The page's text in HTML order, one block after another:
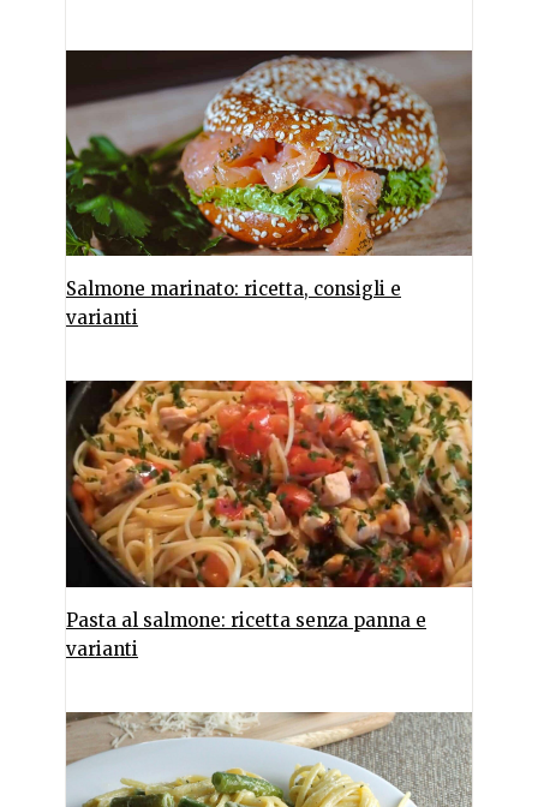
Salmone marinato: ricetta, consigli e
varianti
Pasta al salmone: ricetta senza panna e
varianti